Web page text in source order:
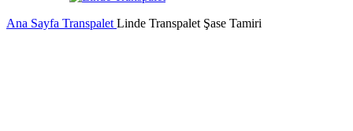
Ana Sayfa Transpalet Linde Transpalet Şase Tamiri